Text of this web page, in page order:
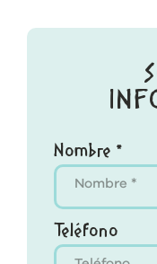
Nombre *
Teléfono